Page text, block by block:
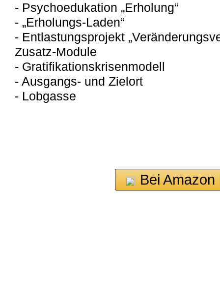
- Psychoedukation „Erholung“
- „Erholungs-Laden“
- Entlastungsprojekt
Zusatz-Module
- Gratifikationskrisenmodell
- Ausgangs- und Zielort
- Lobgasse
Bei Amazon